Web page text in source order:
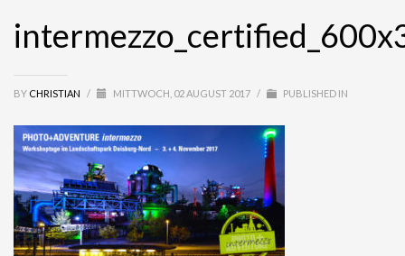
BY CHRISTIAN / MITTWOCH, 02 AUGUST 2017 / PUBLISHED IN